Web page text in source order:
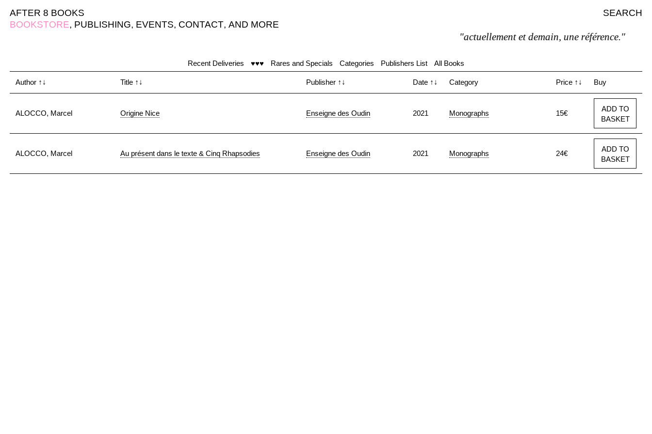
AFTER 8 BOOKS
SEARCH
BOOKSTORE, PUBLISHING, EVENTS, CONTACT, AND MORE
"actuellement et demain, une référence."
Recent Deliveries ♥♥♥ Rares and Specials Categories Publishers List All Books
Author ↑↓ Title ↑↓ Publisher ↑↓ Date ↑↓ Category Price ↑↓ Buy
ALOCCO, Marcel Origine Nice Enseigne des Oudin 2021 Monographs 15€
ADD TO
BASKET
ALOCCO, Marcel Au présent dans le texte & Cinq Rhapsodies Enseigne des Oudin 2021 Monographs 24€
ADD TO
BASKET